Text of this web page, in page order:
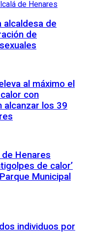
alcaldesa de
de
al máximo el
con
los 39
Henares
de calor’
Municipal
individuos por